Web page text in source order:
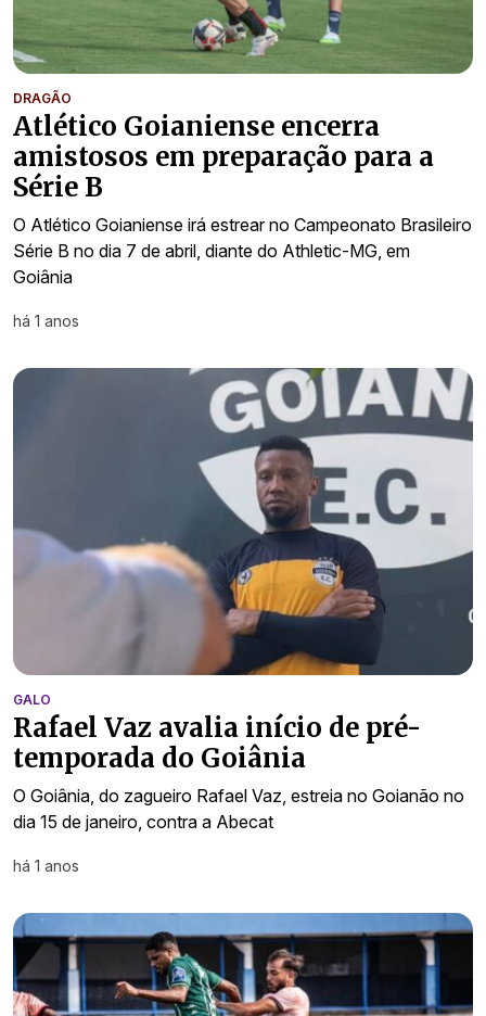
DRAGÃO
Atlético Goianiense encerra
amistosos em preparação para a
Série B
O Atlético Goianiense irá estrear no Campeonato Brasileiro
Série B no dia 7 de abril, diante do Athletic-MG, em
Goiânia
há 1 anos
GALO
Rafael Vaz avalia início de pré-
temporada do Goiânia
O Goiânia, do zagueiro Rafael Vaz, estreia no Goianão no
dia 15 de janeiro, contra a Abecat
há 1 anos